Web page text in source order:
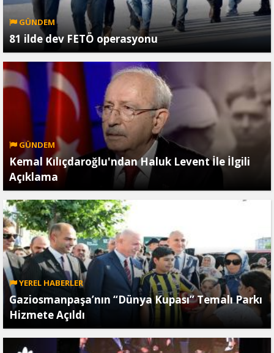
GÜNDEM
81 ilde dev FETÖ operasyonu
GÜNDEM
Kemal Kılıçdaroğlu'ndan Haluk Levent İle İlgili
Açıklama
YEREL HABERLER
Gaziosmanpaşa’nın “Dünya Kupası” Temalı Parkı
Hizmete Açıldı